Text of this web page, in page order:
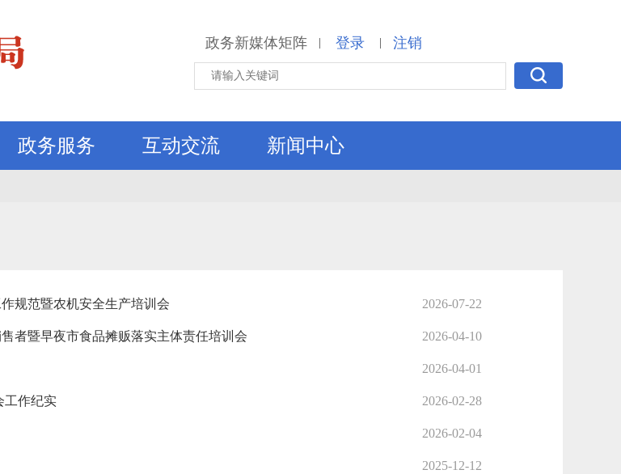
政务新媒体矩阵 | 登录 | 注销
政务服务 互动交流 新闻中心
规范暨农机安全生产培训会 2026-07-22
者暨早夜市食品摊贩落实主体责任培训会 2026-04-10
2026-04-01
工作纪实 2026-02-28
2026-02-04
2025-12-12